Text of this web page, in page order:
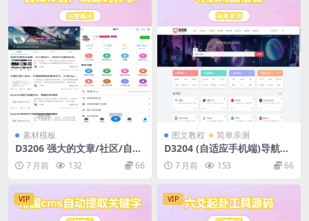
素材模板
D3206 强大的文章/社区/自媒
体客户端源码分享 可打包app
支持小程序
7 月前 132 66
图文教程 简单亲测
D3204 (自适应手机端)导航网
站模板 网站目录源码下载
7 月前 153 66
VIP VIP